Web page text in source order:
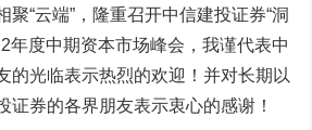
聚“云端”，隆重召开中信建投证券“洞
年度中期资本市场峰会，我谨代表中
的光临表示热烈的欢迎！并对长期以
证券的各界朋友表示衷心的感谢！